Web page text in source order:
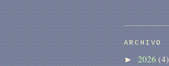
ARCHIVO
► 2026 (4)